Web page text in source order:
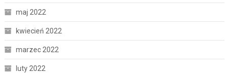
maj 2022
kwiecień 2022
marzec 2022
luty 2022